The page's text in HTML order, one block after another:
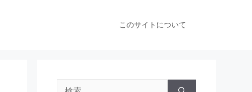
このサイトについて